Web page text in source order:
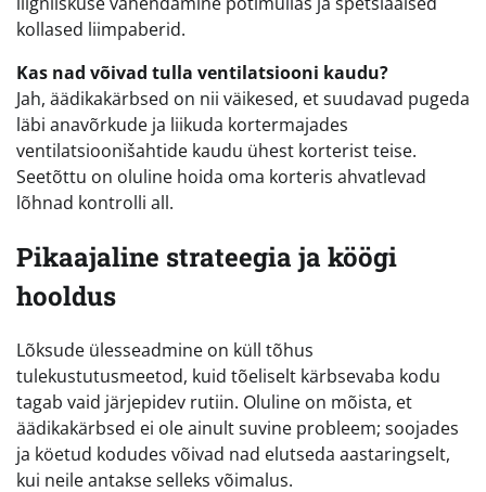
kollased liimpaberid.
Kas nad võivad tulla ventilatsiooni kaudu?
Jah, äädikakärbsed on nii väikesed, et suudavad pugeda
läbi anavõrkude ja liikuda kortermajades
ventilatsioonišahtide kaudu ühest korterist teise.
Seetõttu on oluline hoida oma korteris ahvatlevad
lõhnad kontrolli all.
Pikaajaline strateegia ja köögi
hooldus
Lõksude ülesseadmine on küll tõhus
tulekustutusmeetod, kuid tõeliselt kärbsevaba kodu
tagab vaid järjepidev rutiin. Oluline on mõista, et
äädikakärbsed ei ole ainult suvine probleem; soojades
ja köetud kodudes võivad nad elutseda aastaringselt,
kui neile antakse selleks võimalus.